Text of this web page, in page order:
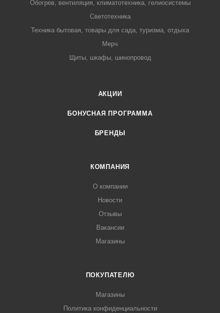
Обогрев, вентиляция, климатотехника, гелиосистемы
Светотехника
Техника бытовая, товары для сада, туризма, отдыха
Мерч
Щиты, шкафы, шинопровод
АКЦИИ
БОНУСНАЯ ПРОГРАММА
БРЕНДЫ
КОМПАНИЯ
О компании
Новости
Отзывы
Вакансии
Магазины
ПОКУПАТЕЛЮ
Магазины
Политика конфиденциальности